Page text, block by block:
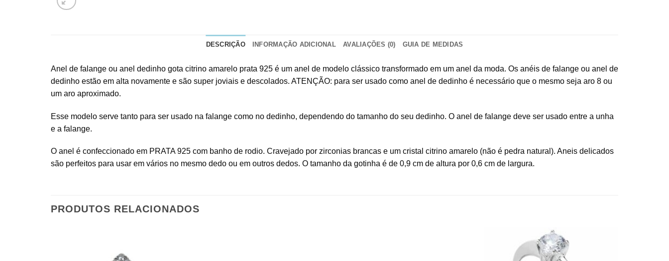
DESCRIÇÃO INFORMAÇÃO ADICIONAL AVALIAÇÕES (0) GUIA DE MEDIDAS
Anel de falange ou anel dedinho gota citrino amarelo prata 925 é um anel de modelo clássico transformado em um anel da moda. Os anéis de falange ou anel de
dedinho estão em alta novamente e são super joviais e descolados. ATENÇÃO: para ser usado como anel de dedinho é necessário que o mesmo seja aro 8 ou
um aro aproximado.
Esse modelo serve tanto para ser usado na falange como no dedinho, dependendo do tamanho do seu dedinho. O anel de falange deve ser usado entre a unha
e a falange.
O anel é confeccionado em PRATA 925 com banho de rodio. Cravejado por zirconias brancas e um cristal citrino amarelo (não é pedra natural). Aneis delicados
são perfeitos para usar em vários no mesmo dedo ou em outros dedos. O tamanho da gotinha é de 0,9 cm de altura por 0,6 cm de largura.
PRODUTOS RELACIONADOS